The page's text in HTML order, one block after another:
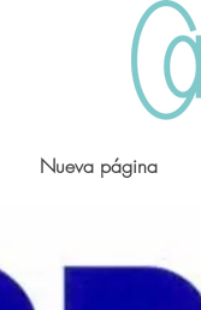
Nueva página